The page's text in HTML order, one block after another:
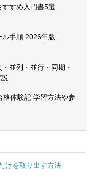
すすめ入門書5選
ル手順 2026年版
並列・並行・同期・
格体験記 学習方法や参
けを取り出す方法